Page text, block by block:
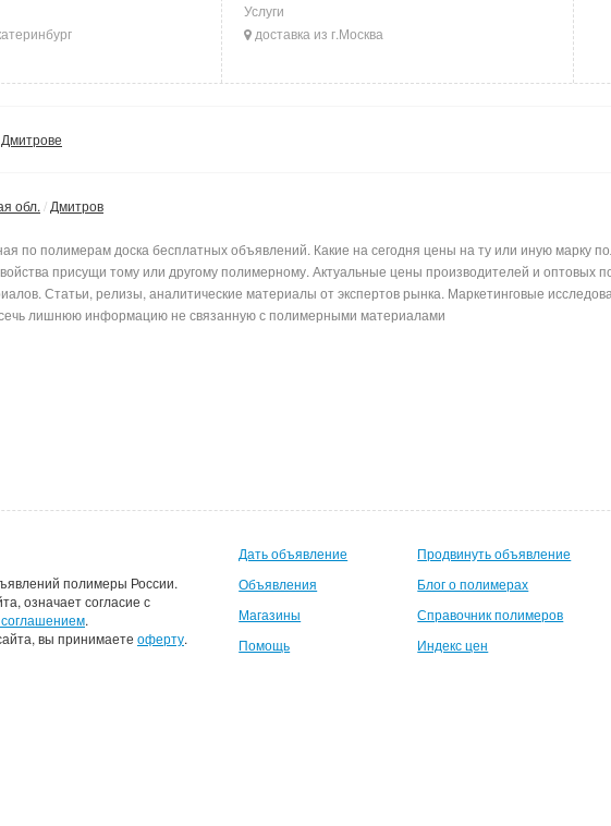
Услуги
доставка из г.Москва
обл. Дмитров
по полимерам доска бесплатных объявлений. Какие на сегодня цены на ту или иную марку
присущи тому или другому полимерному. Актуальные цены производителей и оптовых
Статьи, релизы, аналитические материалы от экспертов рынка. Маркетинговые
отсечь лишнюю информацию не связанную с
полимеры России.
означает согласие с
.
вы принимаете оферту.
Дать объявление
Объявления
Магазины
Помощь
Продвинуть объявление
Блог о полимерах
Справочник полимеров
Индекс цен